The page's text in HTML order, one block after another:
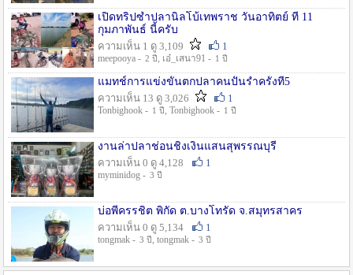
เปิดทริปซ้ำปลานิลโบ้เทพราช วันอาทิตย์ ที่ 11
กุมภาพันธ์ นี้ครับ
ความเห็น 1 ดู 3,109
1
meepooya - 2 ปี , เอ๋_เสนา91 - 1 ปี
แมทช์การแข่งขั้นตกปลาคนปั้นรำครั้งที่5
ความเห็น 13 ดู 3,026
1
Tonbighook - 1 ปี , Tonbighook - 1 ปี
งานล่าปลาช่อนชิงเงินแสนสุพรรณบุรี
ความเห็น 0 ดู 4,128
1
myminidog - 3 ปี
บ่อพี่ครรชิต พิกัด ต.บางโทรัด จ.สมุทรสาคร
ความเห็น 0 ดู 5,134
1
tongmak - 3 ปี , tongmak - 3 ปี